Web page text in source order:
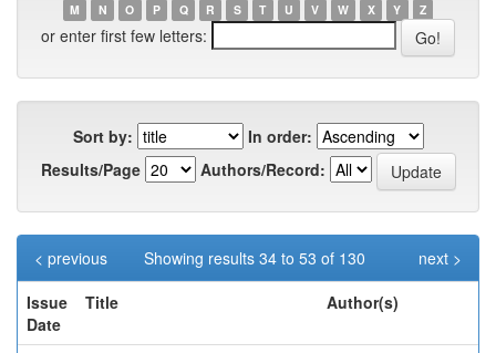
M
N O P Q R S T U V W X Y Z
or enter first few letters:
Sort by:
In order:
Results/Page
Authors/Record:
Showing results 34 to 53 of 130
< previous
next >
Issue
Date
Title Author(s)